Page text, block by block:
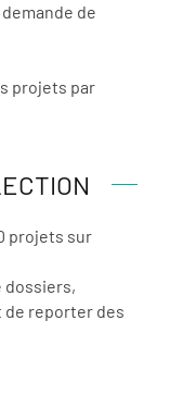
de
projets par
projets sur
dossiers,
de reporter des